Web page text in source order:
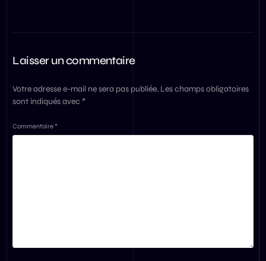
Laisser un commentaire
Votre adresse e-mail ne sera pas publiée. Les champs obligatoires
sont indiqués avec *
Commentaire*